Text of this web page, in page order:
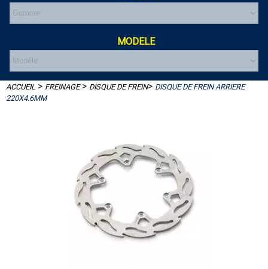
MODELE
ACCUEIL > FREINAGE> DISQUE DE FREIN> DISQUE DE FREIN ARRIERE
220X4.6MM